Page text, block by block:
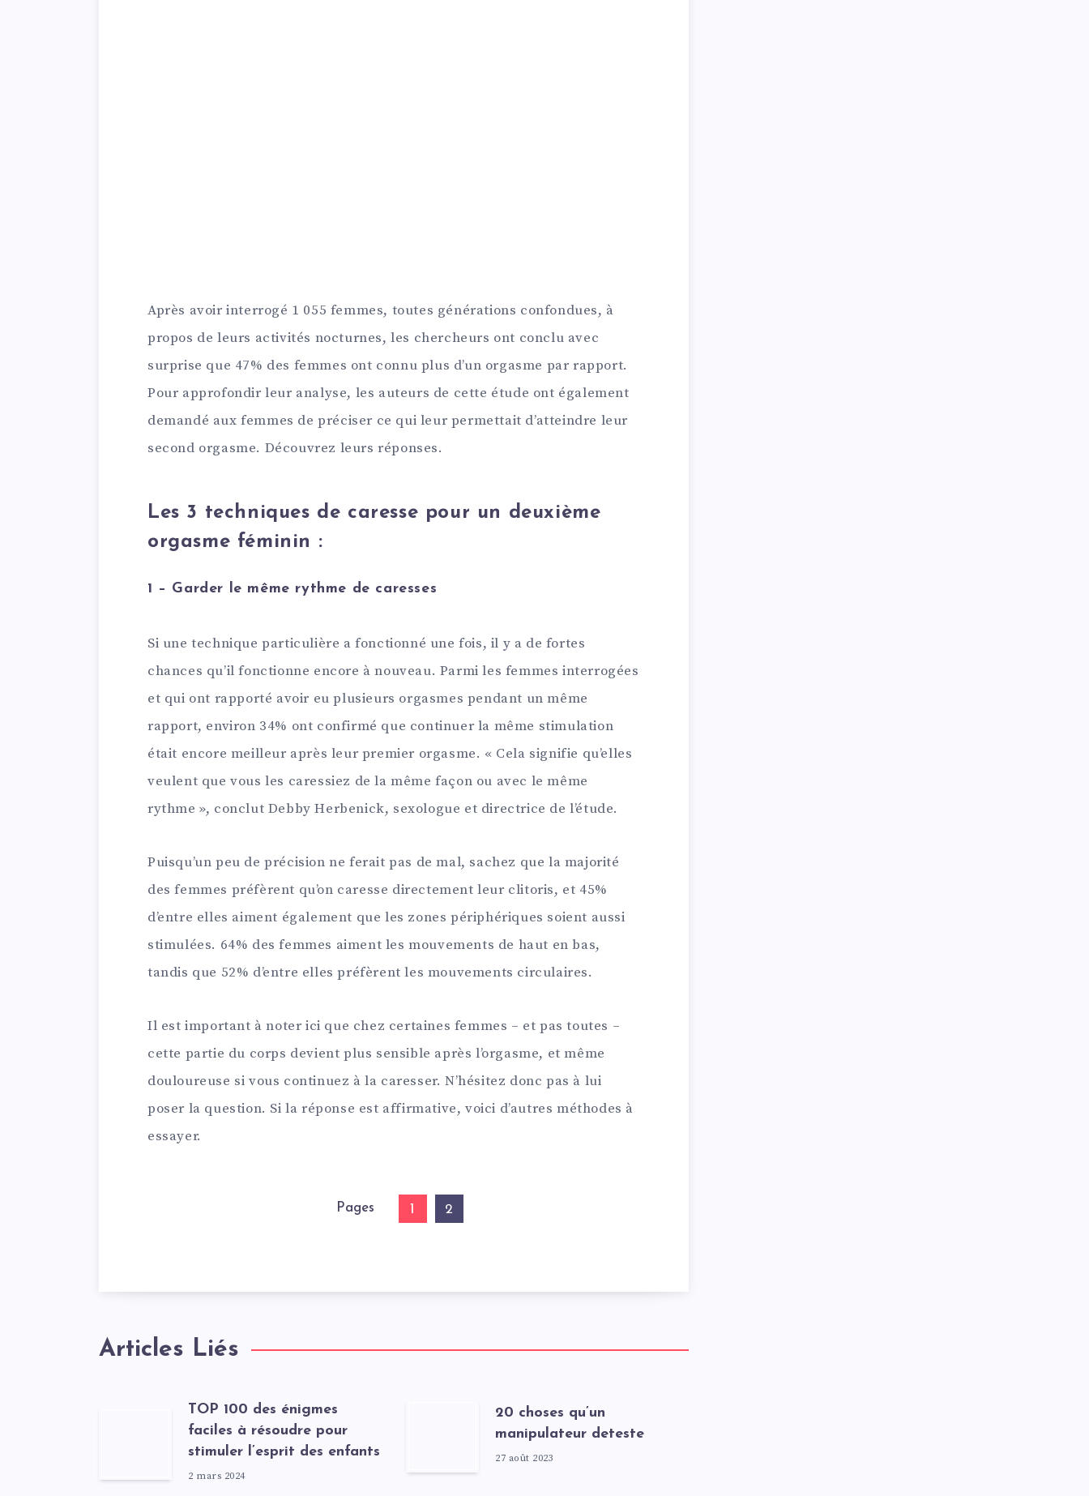
Après avoir interrogé 1 055 femmes, toutes générations confondues, à
propos de leurs activités nocturnes, les chercheurs ont conclu avec
surprise que 47% des femmes ont connu plus d’un orgasme par rapport.
Pour approfondir leur analyse, les auteurs de cette étude ont également
demandé aux femmes de préciser ce qui leur permettait d’atteindre leur
second orgasme. Découvrez leurs réponses.
Les 3 techniques de caresse pour un deuxième
orgasme féminin :
1 – Garder le même rythme de caresses
Si une technique particulière a fonctionné une fois, il y a de fortes
chances qu’il fonctionne encore à nouveau. Parmi les femmes interrogées
et qui ont rapporté avoir eu plusieurs orgasmes pendant un même
rapport, environ 34% ont confirmé que continuer la même stimulation
était encore meilleur après leur premier orgasme. « Cela signifie qu’elles
veulent que vous les caressiez de la même façon ou avec le même
rythme », conclut Debby Herbenick, sexologue et directrice de l’étude.
Puisqu’un peu de précision ne ferait pas de mal, sachez que la majorité
des femmes préfèrent qu’on caresse directement leur clitoris, et 45%
d’entre elles aiment également que les zones périphériques soient aussi
stimulées. 64% des femmes aiment les mouvements de haut en bas,
tandis que 52% d’entre elles préfèrent les mouvements circulaires.
Il est important à noter ici que chez certaines femmes – et pas toutes –
cette partie du corps devient plus sensible après l’orgasme, et même
douloureuse si vous continuez à la caresser. N’hésitez donc pas à lui
poser la question. Si la réponse est affirmative, voici d’autres méthodes à
essayer.
Pages 1 2
Articles Liés
TOP 100 des énigmes
faciles à résoudre pour
stimuler l’esprit des enfants
2 mars 2024
20 choses qu’un
manipulateur deteste
27 août 2023